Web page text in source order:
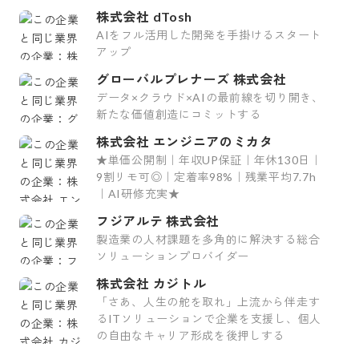
株式会社 dTosh
AIをフル活用した開発を手掛けるスタート
アップ
グローバルプレナーズ 株式会社
データ×クラウド×AIの最前線を切り開き、
新たな価値創造にコミットする
株式会社 エンジニアのミカタ
★単価公開制｜年収UP保証｜年休130日｜
9割リモ可◎｜定着率98%｜残業平均7.7h
｜AI研修充実★
フジアルテ 株式会社
製造業の人材課題を多角的に解決する総合
ソリューションプロバイダー
株式会社 カジトル
「さあ、人生の舵を取れ」上流から伴走す
るITソリューションで企業を支援し、個人
の自由なキャリア形成を後押しする